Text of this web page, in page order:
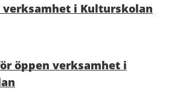
verksamhet i Kulturskolan
öppen verksamhet i